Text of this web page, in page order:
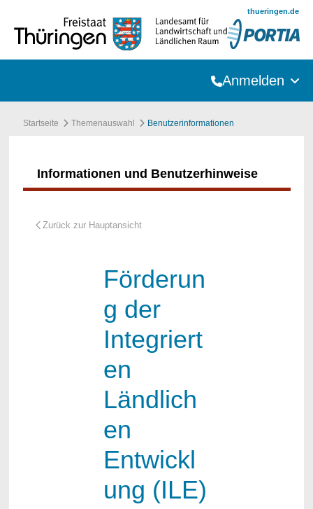
thueringen.de
Anmelden
Startseite Themenauswahl Benutzerinformationen
Informationen und Benutzerhinweise
Förderun
g der
Integriert
en
Ländlich
en
Entwickl
ung (ILE)